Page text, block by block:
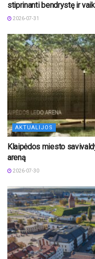
stiprinanti bendrystę ir
2026-07-31
AKTUALIJOS
Klaipėdos miesto
areną
2026-07-30